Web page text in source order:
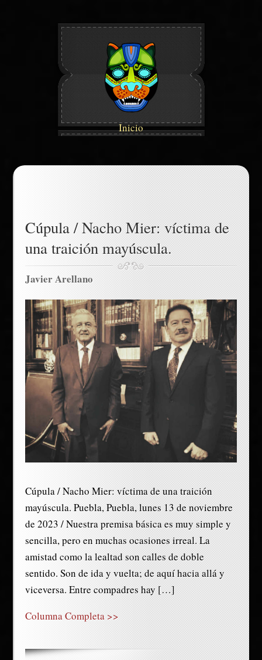
Inicio
Cúpula / Nacho Mier: víctima de
una traición mayúscula.
Javier Arellano
Cúpula / Nacho Mier: víctima de una traición
mayúscula. Puebla, Puebla, lunes 13 de noviembre
de 2023 / Nuestra premisa básica es muy simple y
sencilla, pero en muchas ocasiones irreal. La
amistad como la lealtad son calles de doble
sentido. Son de ida y vuelta; de aquí hacia allá y
viceversa. Entre compadres hay […]
Columna Completa >>